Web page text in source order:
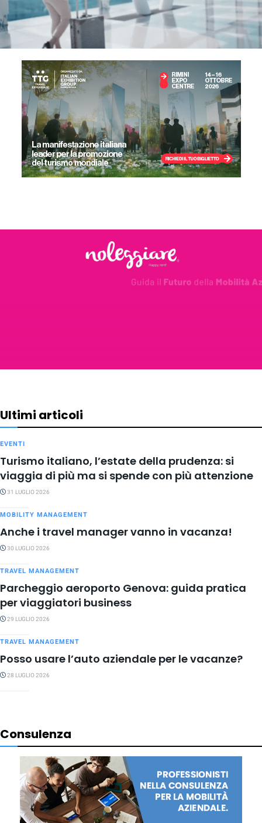
Ultimi articoli
EVENTI
Turismo italiano, l’estate della prudenza: si
viaggia di più ma si spende con più attenzione
31 LUGLIO 2026
MOBILITY MANAGEMENT
Anche i travel manager vanno in vacanza!
30 LUGLIO 2026
TRAVEL MANAGEMENT
Parcheggio aeroporto Genova: guida pratica
per viaggiatori business
29 LUGLIO 2026
TRAVEL MANAGEMENT
Posso usare l’auto aziendale per le vacanze?
28 LUGLIO 2026
Consulenza